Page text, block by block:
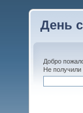
День
Добро
Не получили